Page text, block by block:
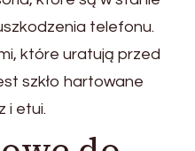
telefonu.
które uratują przed
szkło hartowane
i etui.